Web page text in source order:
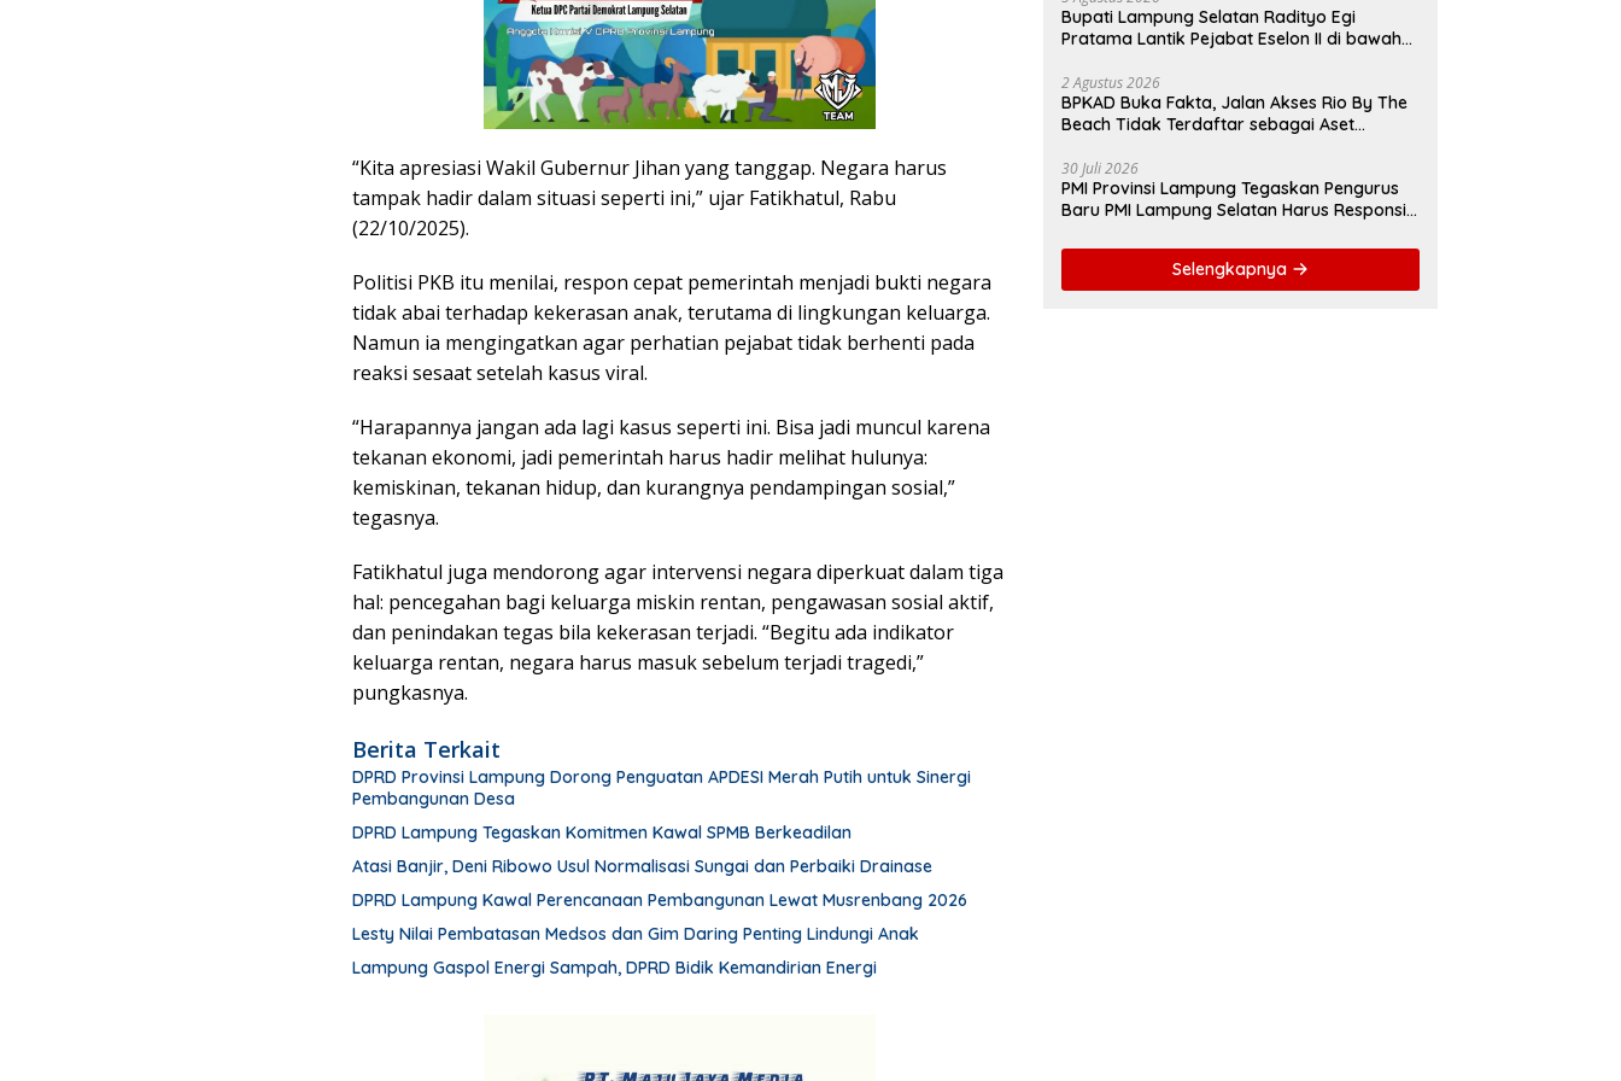
“Kita apresiasi Wakil Gubernur Jihan yang tanggap. Negara harus
tampak hadir dalam situasi seperti ini,” ujar Fatikhatul, Rabu
(22/10/2025).
Politisi PKB itu menilai, respon cepat pemerintah menjadi bukti negara
tidak abai terhadap kekerasan anak, terutama di lingkungan keluarga.
Namun ia mengingatkan agar perhatian pejabat tidak berhenti pada
reaksi sesaat setelah kasus viral.
“Harapannya jangan ada lagi kasus seperti ini. Bisa jadi muncul karena
tekanan ekonomi, jadi pemerintah harus hadir melihat hulunya:
kemiskinan, tekanan hidup, dan kurangnya pendampingan sosial,”
tegasnya.
Fatikhatul juga mendorong agar intervensi negara diperkuat dalam tiga
hal: pencegahan bagi keluarga miskin rentan, pengawasan sosial aktif,
dan penindakan tegas bila kekerasan terjadi. “Begitu ada indikator
keluarga rentan, negara harus masuk sebelum terjadi tragedi,”
pungkasnya.
Berita Terkait
DPRD Provinsi Lampung Dorong Penguatan APDESI Merah Putih untuk Sinergi
Pembangunan Desa
DPRD Lampung Tegaskan Komitmen Kawal SPMB Berkeadilan
Atasi Banjir, Deni Ribowo Usul Normalisasi Sungai dan Perbaiki Drainase
DPRD Lampung Kawal Perencanaan Pembangunan Lewat Musrenbang 2026
Lesty Nilai Pembatasan Medsos dan Gim Daring Penting Lindungi Anak
Lampung Gaspol Energi Sampah, DPRD Bidik Kemandirian Energi
Bupati Lampung Selatan Radityo Egi
Pratama Lantik Pejabat Eselon II di bawah
2 Agustus 2026
BPKAD Buka Fakta, Jalan Akses Rio By The
Beach Tidak Terdaftar sebagai Aset
30 Juli 2026
PMI Provinsi Lampung Tegaskan Pengurus
Baru PMI Lampung Selatan Harus Responsif
Selengkapnya